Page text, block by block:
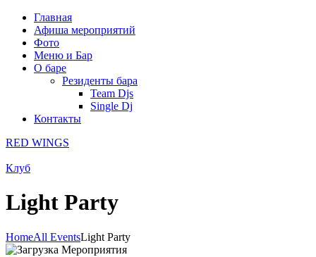
Главная
Афиша мероприятий
Фото
Меню и Бар
О баре
Резиденты бара
Team Djs
Single Dj
Контакты
RED WINGS
Клуб
Light Party
HomeAll EventsLight Party